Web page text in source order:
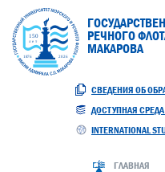
РЕЧНОГО
МАКАРОВА
СВЕДЕНИЯ ОБ
ДОСТУПНАЯ
INTERNATIONAL
ГЛАВНАЯ